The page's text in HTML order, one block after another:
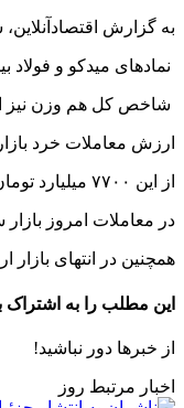
به گزارش اقتصادآنلاین، شاخص کل بورس
نمادهای میدکو و
شاخص کل هم وزن نیز امروز با کاهش ۰.۲۹ درصدی
ارزش معاملات خرد بازار سهام
از این ۷۷۰۰ میلیارد تومان، ۴۶۰۰ میلیارد متعلق به بازار بورس، ۲۴۰۰ میلیارد متعلق به فرابورس و ۷۳۸ میلیارد متعلق به صندوق‌های سهامی‌ می‌باشد.
در معاملات امروز بازار سهام ۲۸۶ میلیارد پول اشخاص حقیقی از
همچنین در انتهای بازار ارزش صف‌های فروش به ۳۳۳
این مطلب را به اشتراک
از خبرها دور نباشید!
اخبار مرتبط روز